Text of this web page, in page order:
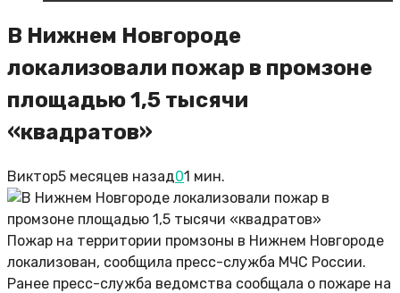
В Нижнем Новгороде
локализовали пожар в промзоне
площадью 1,5 тысячи
«квадратов»
Виктор5 месяцев назад01 мин.
Пожар на территории промзоны в Нижнем Новгороде
локализован, сообщила пресс-служба МЧС России.
Ранее пресс-служба ведомства сообщала о пожаре на